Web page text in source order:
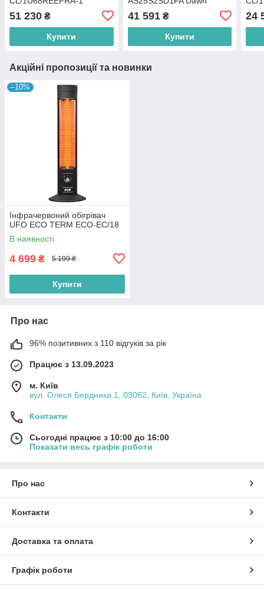
51 230 ₴
Купити
41 591₴
Купити
24
Акційні пропозиції та новинки
–10%
Інфрачервоний обігрівач
UFO ECO TERM ECO-EC/18
В наявності
4 699 ₴ 5 199 ₴
Купити
Про нас
96% позитивних з 110 відгуків за рік
Працює з 13.09.2023
м. Київ
вул. Олеся Бердника 1, 03062, Київ, Україна
Контакти
Сьогодні працює з 10:00 до 16:00
Показати весь графік роботи
Про нас
Контакти
Доставка та оплата
Графік роботи